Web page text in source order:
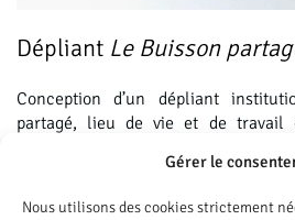
Gérer le
Nous utilisons des cookies strictement
Dépliant Le Buisson
Conception d’un dépliant
partagé, lieu de vie et de travail
plus court, nécessitant un
d’équilibre des contenus.